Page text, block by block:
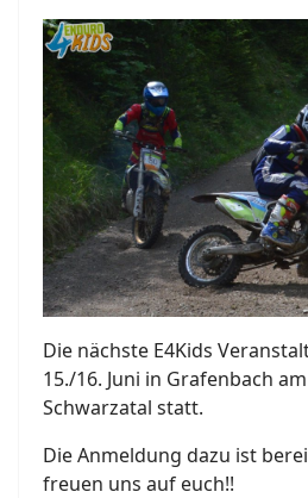
Die nächste E4Kids
15./16. Juni in Grafenbach
Schwarzatal statt.
Die Anmeldung dazu ist
freuen uns auf euch!!